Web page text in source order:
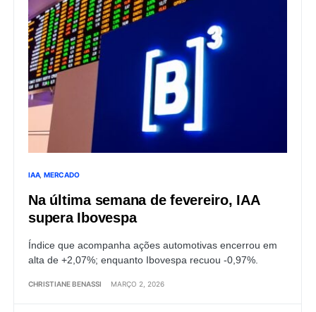
IAA MERCADO
Na última semana de fevereiro, IAA
supera Ibovespa
Índice que acompanha ações automotivas encerrou em
alta de +2,07%; enquanto Ibovespa recuou -0,97%.
CHRISTIANE BENASSI MARÇO 2, 2026